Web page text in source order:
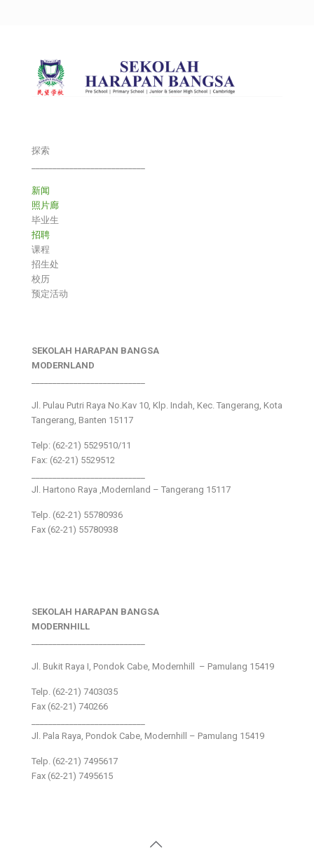
探索
新闻
照片廊
毕业生
招聘
课程
招生处
校历
预定活动
SEKOLAH HARAPAN BANGSA
MODERNLAND
Jl. Pulau Putri Raya No.Kav 10, Klp. Indah, Kec. Tangerang, Kota
Tangerang, Banten 15117
Telp: (62-21) 5529510/11
Fax: (62-21) 5529512
Jl. Hartono Raya ,Modernland – Tangerang 15117
Telp. (62-21) 55780936
Fax (62-21) 55780938
SEKOLAH HARAPAN BANGSA
MODERNHILL
Jl. Bukit Raya I, Pondok Cabe, Modernhill – Pamulang 15419
Telp. (62-21) 7403035
Fax (62-21) 740266
Jl. Pala Raya, Pondok Cabe, Modernhill – Pamulang 15419
Telp. (62-21) 7495617
Fax (62-21) 7495615